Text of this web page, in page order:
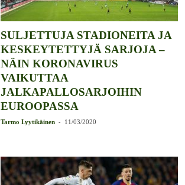
SULJETTUJA STADIONEITA JA
KESKEYTETTYJÄ SARJOJA –
NÄIN KORONAVIRUS
VAIKUTTAA
JALKAPALLOSARJOIHIN
EUROOPASSA
Tarmo Lyytikäinen - 11/03/2020